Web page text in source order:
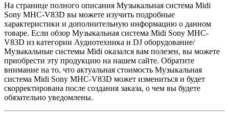
На странице полного описания Музыкальная система Midi
Sony MHC-V83D вы можете изучить подробные
характеристики и дополнительную информацию о данном
товаре. Если обзор Музыкальная система Midi Sony MHC-
V83D из категории Аудиотехника и DJ оборудование/
Музыкальные системы Midi оказался вам полезен, вы можете
приобрести эту продукцию на нашем сайте. Обратите
внимание на то, что актуальная стоимость Музыкальная
система Midi Sony MHC-V83D может измениться и будет
скорректирована после создания заказа, о чем вы будете
обязательно уведомлены.